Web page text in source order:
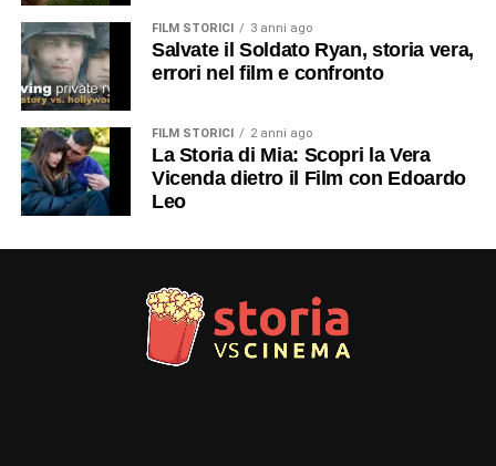
FILM STORICI 3 anni ago
Salvate il Soldato Ryan, storia vera,
errori nel film e confronto
FILM STORICI 2 anni ago
La Storia di Mia: Scopri la Vera
Vicenda dietro il Film con Edoardo
Leo